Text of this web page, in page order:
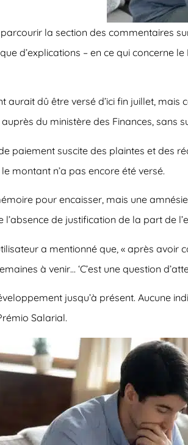
la section des commentaires
d’explications – en ce qui concerne
aurait dû être versé d’ici fin juillet, mais
du ministère des Finances, sans
paiement suscite des plaintes et des
montant n’a pas encore été versé.
pour encaisser, mais une
l’absence de justification de la part de
a mentionné que, « après avoir
à venir… ‘C’est une question
jusqu’à présent. Aucune
Salarial.